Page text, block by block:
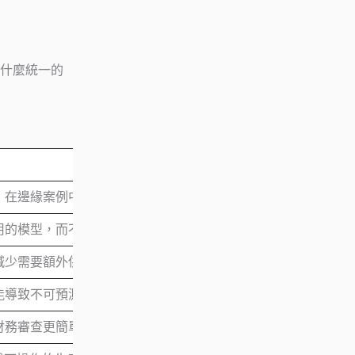
麼統一的
邊緣案例中出錯
模型，而不是盲目猜測
需要額外供應商的需求
致不可預測的輸出
審查更簡單